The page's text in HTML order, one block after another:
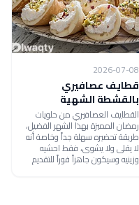
2026-07-08
قطايف عصافيري
بالقشطة الشهية
القطايف العصافيري من حلويات
رمضان المميزة بهذا الشهر الفضيل،
طريقة تحضيره سهلة جداً وخاصة أنه
لا يقلى ولا يشوى، فقط احشيه
وزينيه وسيكون جاهزاً فوراً للتقديم